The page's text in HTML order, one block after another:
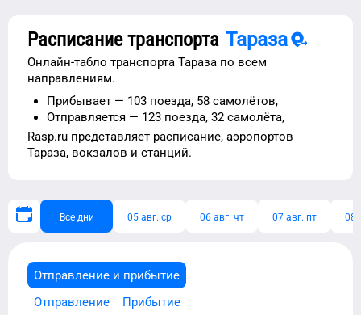
Расписание транспорта Тараза
Онлайн-табло транспорта Тараза по всем
направлениям.
Прибывает — 103 поезда, 58 самолётов,
Отправляется — 123 поезда, 32 самолёта,
Rasp.ru представляет расписание, аэропортов
Тараза, вокзалов и станций.
Все дни 05 авг. ср 06 авг. чт 07 авг. пт 08
Отправление и прибытие
Отправление
Прибытие